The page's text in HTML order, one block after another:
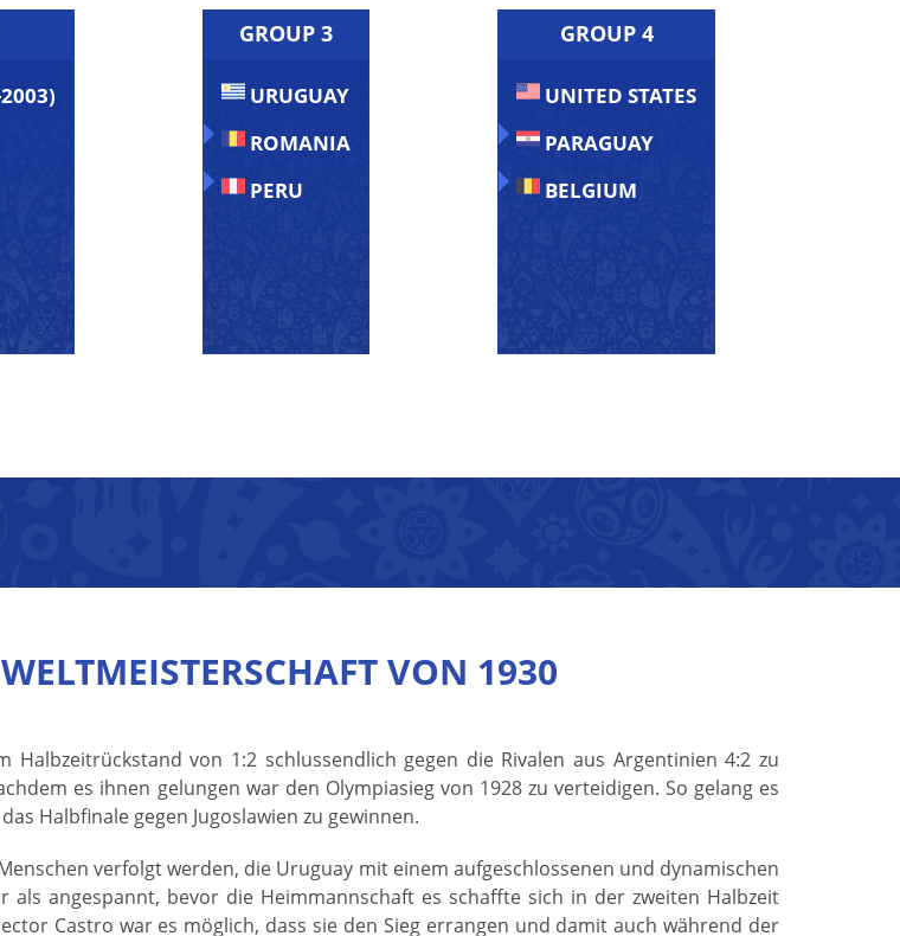
GROUP 3
URUGUAY
ROMANIA
PERU
GROUP 4
UNITED STATES
PARAGUAY
BELGIUM
VON 1930
Halbzeitrückstand von 1:2 schlussendlich gegen die Rivalen aus Argentinien 4:2 zu
es ihnen gelungen war den Olympiasieg von 1928 zu verteidigen. So gelang es
Halbfinale gegen Jugoslawien zu gewinnen.
verfolgt werden, die Uruguay mit einem aufgeschlossenen und dynamischen
als angespannt, bevor die Heimmannschaft es schaffte sich in der zweiten Halbzeit
Castro war es möglich, dass sie den Sieg errangen und damit auch während der